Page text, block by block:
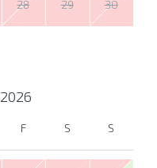
28 29 30
2026
F S S